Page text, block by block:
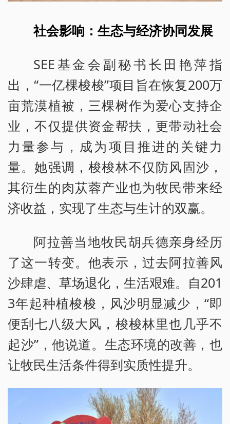
社会影响：生态与经济协同发展
SEE基金会副秘书长田艳萍指
出，“一亿棵梭梭”项目旨在恢复200万
亩荒漠植被，三棵树作为爱心支持企
业，不仅提供资金帮扶，更带动社会
力量参与，成为项目推进的关键力
量。她强调，梭梭林不仅防风固沙，
其衍生的肉苁蓉产业也为牧民带来经
济收益，实现了生态与生计的双赢。
阿拉善当地牧民胡兵德亲身经历
了这一转变。他表示，过去阿拉善风
沙肆虐、草场退化，生活艰难。自201
3年起种植梭梭，风沙明显减少，“即
便刮七八级大风，梭梭林里也几乎不
起沙”，他说道。生态环境的改善，也
让牧民生活条件得到实质性提升。